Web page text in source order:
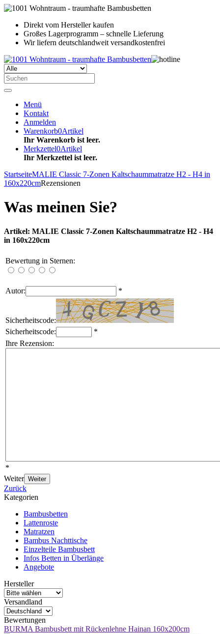
Direkt vom Hersteller kaufen
Großes Lagerprogramm – schnelle Lieferung
Wir liefern deutschlandweit versandkostenfrei
Menü
Kontakt
Anmelden
Warenkorb0Artikel
Ihr Warenkorb ist leer.
Merkzettel0Artikel
Ihr Merkzettel ist leer.
StartseiteMALIE Classic 7-Zonen Kaltschaummatratze H2 - H4 in
160x220cmRezensionen
Was meinen Sie?
Artikel: MALIE Classic 7-Zonen Kaltschaummatratze H2 - H4
in 160x220cm
Bewertung in Sternen:
Autor: *
Sicherheitscode:
Sicherheitscode:
*
Ihre Rezension:
*
Weiter Weiter
Zurück
Kategorien
Bambusbetten
Lattenroste
Matratzen
Bambus Nachttische
Einzelteile Bambusbett
Infos Betten in Überlänge
Angebote
Hersteller
Versandland
Bewertungen
BURMA Bambusbett mit Rückenlehne Hainan 160x200cm